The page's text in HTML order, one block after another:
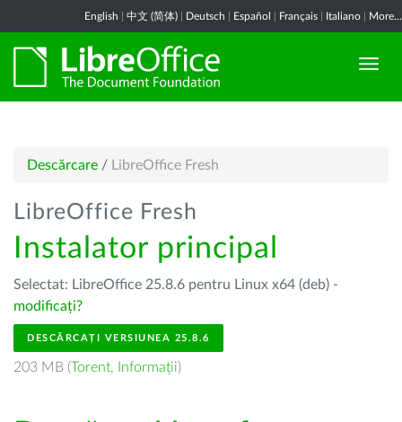
English 中文 (简体) Deutsch Español Français Italiano More...
Descărcare / LibreOffice Fresh
LibreOffice Fresh
Instalator principal
Selectat: LibreOffice 25.8.6 pentru Linux x64 (deb) -
modificați?
DESCĂRCAȚI VERSIUNEA 25.8.6
203 MB (Torent, Informații)